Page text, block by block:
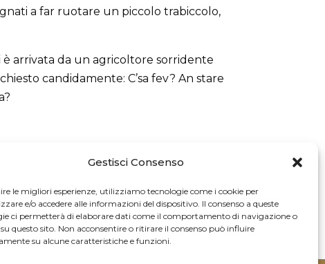
Gestisci Consenso
le migliori esperienze, utilizziamo tecnologie come i cookie per
e/o accedere alle informazioni del dispositivo. Il consenso a queste
ci permetterà di elaborare dati come il comportamento di navigazione o
questo sito. Non acconsentire o ritirare il consenso può influire
su alcune caratteristiche e funzioni.
a far ruotare un piccolo trabiccolo,
è arrivata da un agricoltore sorridente
candidamente: C’sa fev? An stare